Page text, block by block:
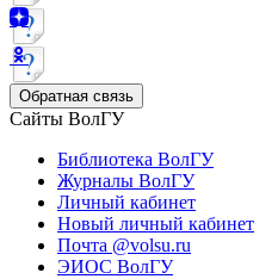
Обратная связь
Сайты ВолГУ
Библиотека ВолГУ
Журналы ВолГУ
Личный кабинет
Новый личный кабинет
Почта @volsu.ru
ЭИОС ВолГУ